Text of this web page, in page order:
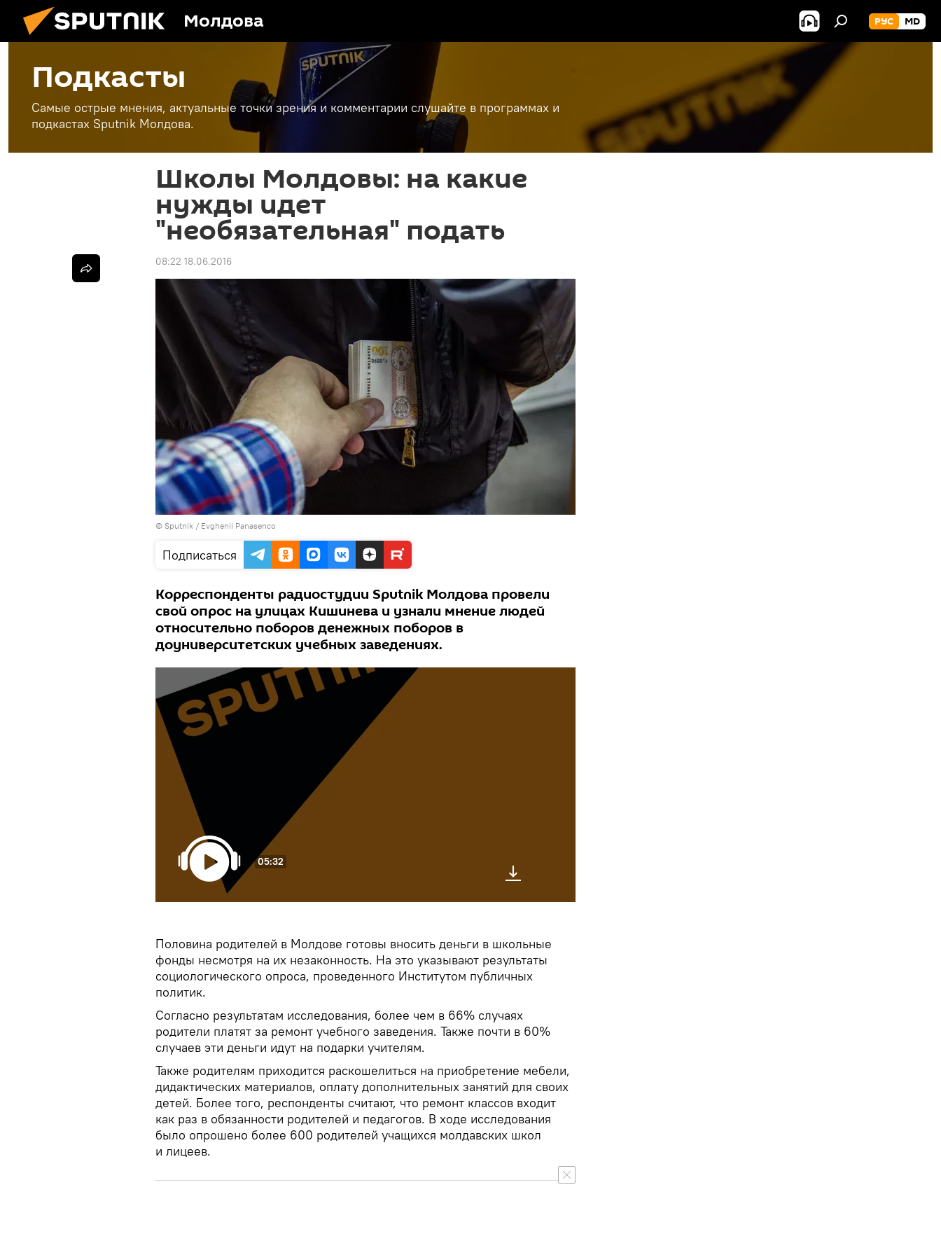
Молдова РУС MD
Подкасты
Самые острые мнения, актуальные точки зрения и комментарии слушайте в программах и
подкастах Sputnik Молдова.
Школы Молдовы: на какие
нужды идет
"необязательная" подать
08:22 18.06.2016
© Sputnik / Evghenii Panasenco
Подписаться
Корреспонденты радиостудии Sputnik Молдова провели
свой опрос на улицах Кишинева и узнали мнение людей
относительно поборов денежных поборов в
доуниверситетских учебных заведениях.
05:32
Половина родителей в Молдове готовы вносить деньги в школьные
фонды несмотря на их незаконность. На это указывают результаты
социологического опроса, проведенного Институтом публичных
политик.
Согласно результатам исследования, более чем в 66% случаях
родители платят за ремонт учебного заведения. Также почти в 60%
случаев эти деньги идут на подарки учителям.
Также родителям приходится раскошелиться на приобретение мебели,
дидактических материалов, оплату дополнительных занятий для своих
детей. Более того, респонденты считают, что ремонт классов входит
как раз в обязанности родителей и педагогов. В ходе исследования
было опрошено более 600 родителей учащихся молдавских школ
и лицеев.